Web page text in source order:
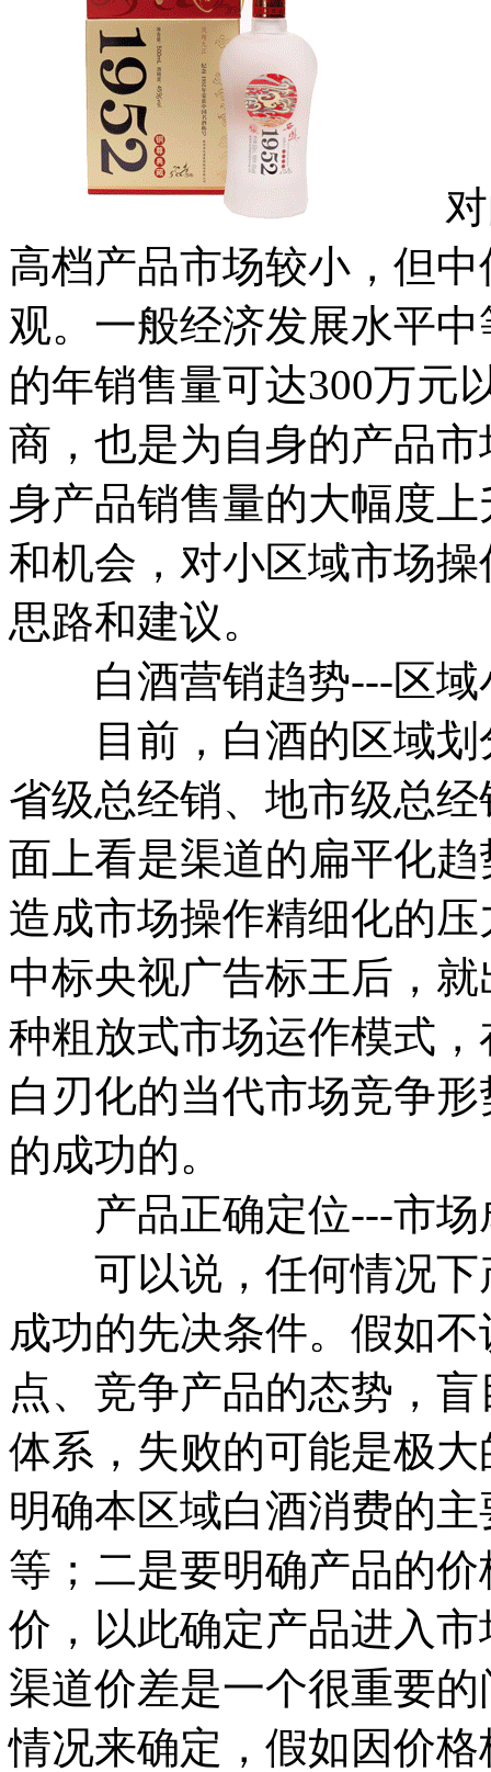
对白
高档产品市场较小，但
观。一般经济发展水平
的年销售量可达300万元
商，也是为自身的产品
身产品销售量的大幅度
和机会，对小区域市场
思路和建议。
白酒营销趋势---区域
目前，白酒的区域划
省级总经销、地市级总
面上看是渠道的扁平化
造成市场操作精细化的
中标央视广告标王后，
种粗放式市场运作模式
白刃化的当代市场竞争
的成功的。
产品正确定位---市场
可以说，任何情况下
成功的先决条件。假如
点、竞争产品的态势，
体系，失败的可能是极
明确本区域白酒消费的
等；二是要明确产品的
价，以此确定产品进入
渠道价差是一个很重要
情况来确定，假如因价